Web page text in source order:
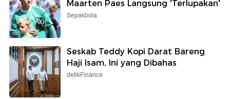
Maarten Paes Langsung 'Terlupakan'
Sepakbola
Seskab Teddy Kopi Darat Bareng
Haji Isam, Ini yang Dibahas
detikFinance